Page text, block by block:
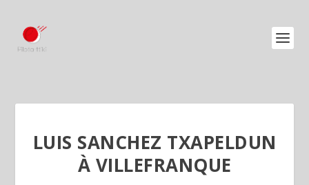
LUIS SANCHEZ TXAPELDUN
À VILLEFRANQUE